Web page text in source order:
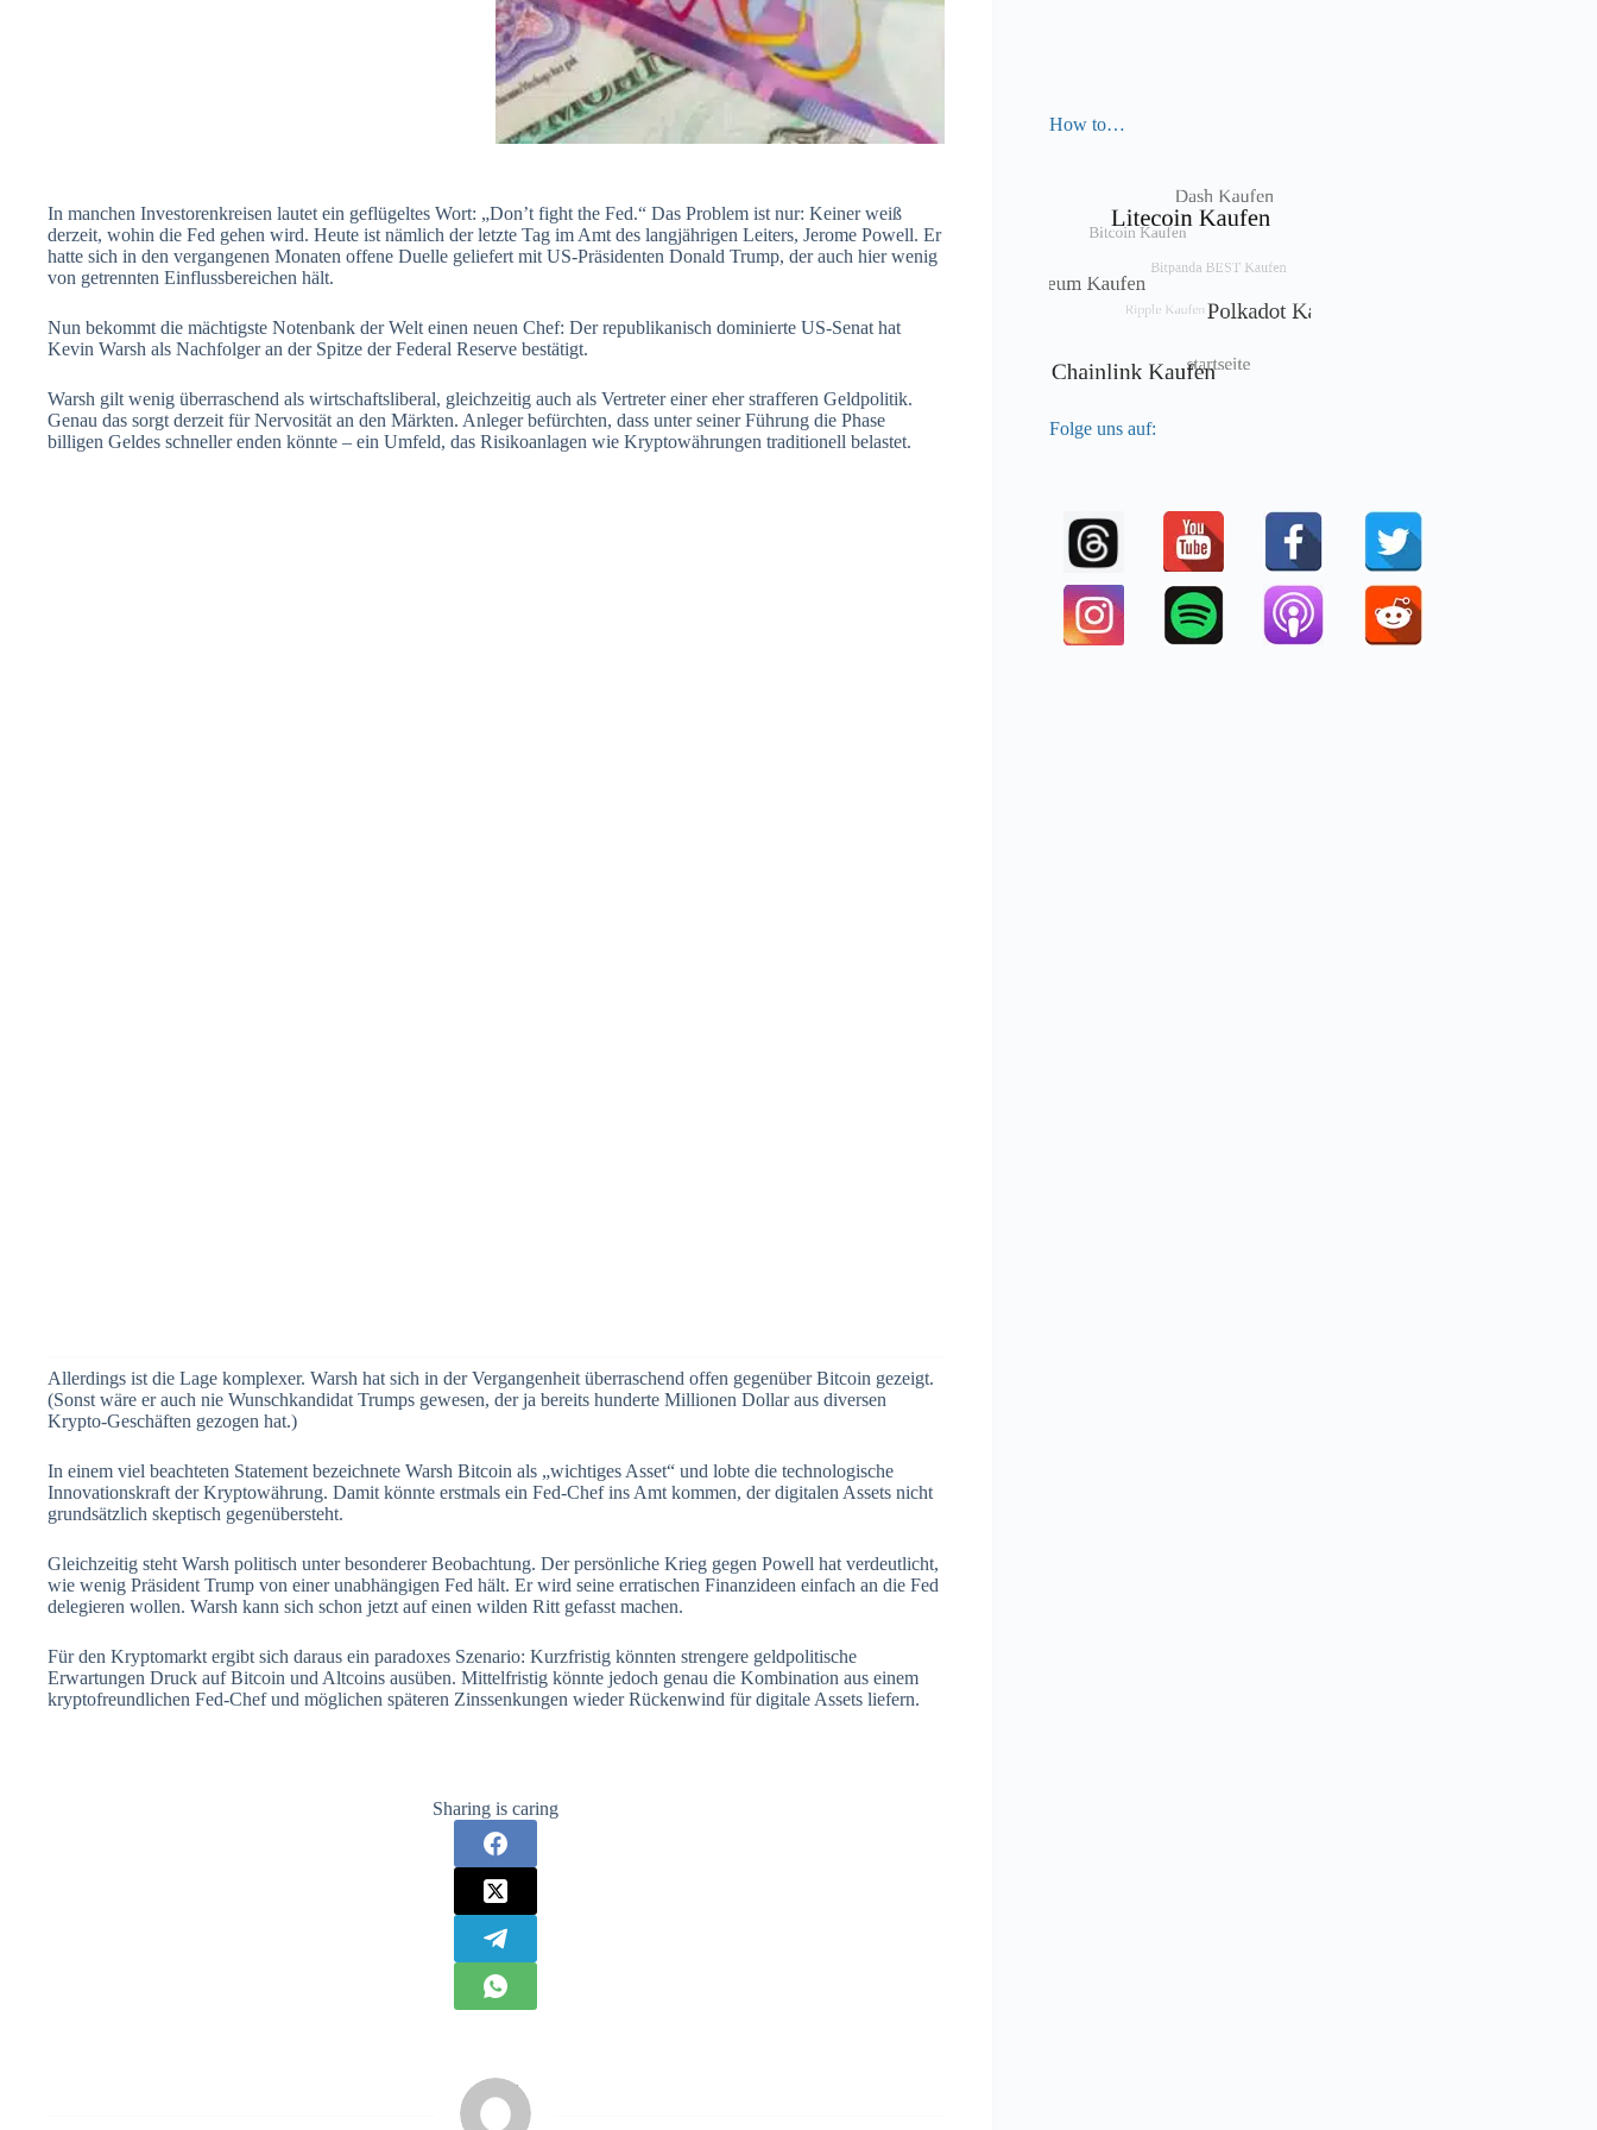
In manchen Investorenkreisen lautet ein geflügeltes Wort: „Don’t fight the Fed.“ Das Problem ist nur: Keiner weiß
derzeit, wohin die Fed gehen wird. Heute ist nämlich der letzte Tag im Amt des langjährigen Leiters, Jerome Powell. Er
hatte sich in den vergangenen Monaten offene Duelle geliefert mit US-Präsidenten Donald Trump, der auch hier wenig
von getrennten Einflussbereichen hält.
Nun bekommt die mächtigste Notenbank der Welt einen neuen Chef: Der republikanisch dominierte US-Senat hat
Kevin Warsh als Nachfolger an der Spitze der Federal Reserve bestätigt.
Warsh gilt wenig überraschend als wirtschaftsliberal, gleichzeitig auch als Vertreter einer eher strafferen Geldpolitik.
Genau das sorgt derzeit für Nervosität an den Märkten. Anleger befürchten, dass unter seiner Führung die Phase
billigen Geldes schneller enden könnte – ein Umfeld, das Risikoanlagen wie Kryptowährungen traditionell belastet.
Allerdings ist die Lage komplexer. Warsh hat sich in der Vergangenheit überraschend offen gegenüber Bitcoin gezeigt.
(Sonst wäre er auch nie Wunschkandidat Trumps gewesen, der ja bereits hunderte Millionen Dollar aus diversen
Krypto-Geschäften gezogen hat.)
In einem viel beachteten Statement bezeichnete Warsh Bitcoin als „wichtiges Asset“ und lobte die technologische
Innovationskraft der Kryptowährung. Damit könnte erstmals ein Fed-Chef ins Amt kommen, der digitalen Assets nicht
grundsätzlich skeptisch gegenübersteht.
Gleichzeitig steht Warsh politisch unter besonderer Beobachtung. Der persönliche Krieg gegen Powell hat verdeutlicht,
wie wenig Präsident Trump von einer unabhängigen Fed hält. Er wird seine erratischen Finanzideen einfach an die Fed
delegieren wollen. Warsh kann sich schon jetzt auf einen wilden Ritt gefasst machen.
Für den Kryptomarkt ergibt sich daraus ein paradoxes Szenario: Kurzfristig könnten strengere geldpolitische
Erwartungen Druck auf Bitcoin und Altcoins ausüben. Mittelfristig könnte jedoch genau die Kombination aus einem
kryptofreundlichen Fed-Chef und möglichen späteren Zinssenkungen wieder Rückenwind für digitale Assets liefern.
Sharing is caring
How to…
Folge uns auf: